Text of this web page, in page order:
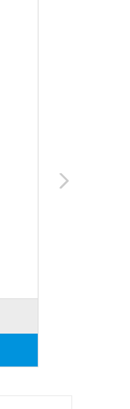
(арт.
Next